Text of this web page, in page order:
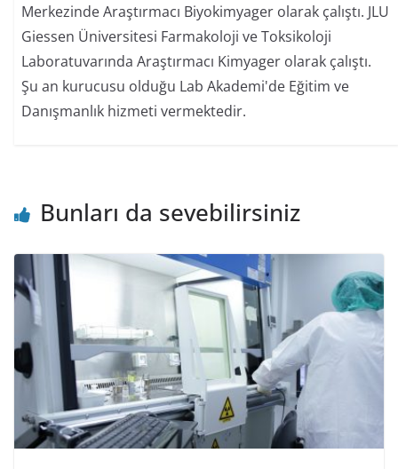
Merkezinde Araştırmacı Biyokimyager olarak çalıştı. JLU
Giessen Üniversitesi Farmakoloji ve Toksikoloji
Laboratuvarında Araştırmacı Kimyager olarak çalıştı.
Şu an kurucusu olduğu Lab Akademi'de Eğitim ve
Danışmanlık hizmeti vermektedir.
Bunları da sevebilirsiniz